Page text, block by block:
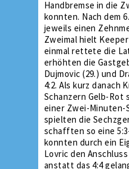
Handbremse in die
konnten. Nach dem
jeweils einen
Zweimal hielt
einmal rettete die
erhöhten die
Dujmovic (29.) und
4:2. Als kurz danach
Schanzern Gelb-Rot
einer Zwei-
spielten die
schafften so eine
konnten durch ein
Lovric den
anstatt das 4:4